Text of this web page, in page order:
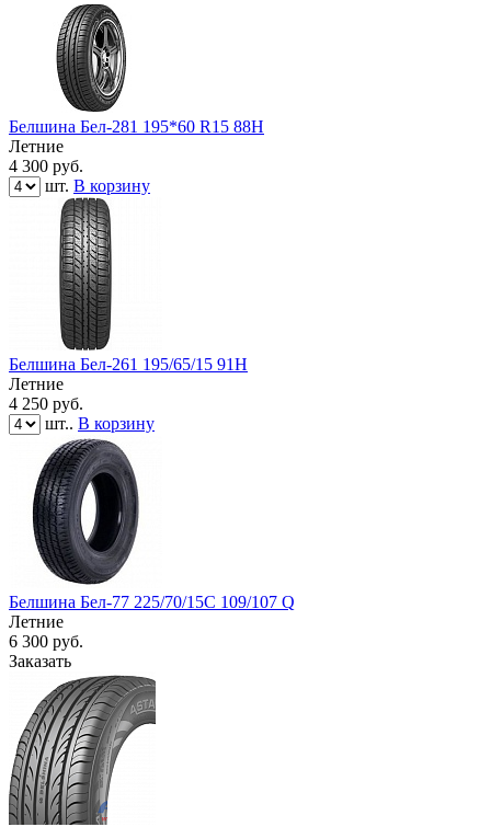
Белшина Бел-281 195*60 R15 88H
Летние
4 300 руб.
шт. В корзину
Белшина Бел-261 195/65/15 91Н
Летние
4 250 руб.
шт.. В корзину
Белшина Бел-77 225/70/15C 109/107 Q
Летние
6 300 руб.
Заказать